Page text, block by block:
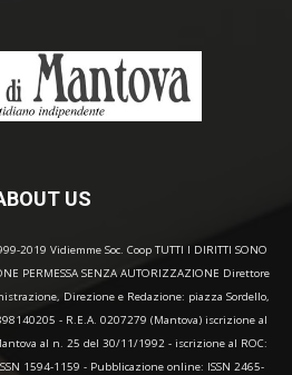
US
2019 Vidiemme Soc. Coop TUTTI I DIRITTI SONO
PERMESSA SENZA AUTORIZZAZIONE Direttore
Direzione e Redazione: piazza Sordello,
- R.E.A. 0207279 (Mantova) iscrizione al
al n. 25 del 30/11/1992 - iscrizione al ROC:
1594-1159 - Pubblicazione online: ISSN 2465-